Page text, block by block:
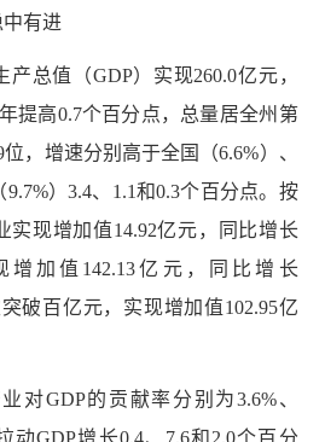
有进
总值（GDP）实现260.0亿元，
提高0.7个百分点，总量居全州第
，增速分别高于全国（6.6%）、
）3.4、1.1和0.3个百分点。按
实现增加值14.92亿元，同比增长
增加值142.13亿元，同比增长
破百亿元，实现增加值102.95亿
GDP的贡献率分别为3.6%、